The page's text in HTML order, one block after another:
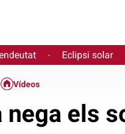
· Eclipsi solar
Vídeos
els